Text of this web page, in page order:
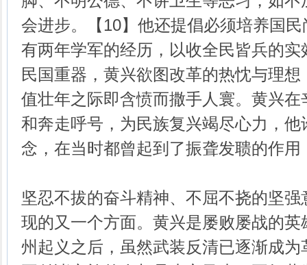
会进步。【10】他还提倡必须培养国
有两年学军的经历，以收全民皆兵的
民国重器，黄兴欲图改革的热忱与理
值壮年之际即含愤而撒手人寰。黄兴
和奔走呼号，为民族复兴竭尽心力，
念，在当时都曾起到了振聋发聩的作
坚忍不拔的奋斗精神、不屈不挠的坚
现的又一个方面。黄兴是屡败屡战的
州起义之后，虽然武装反清已逐渐成